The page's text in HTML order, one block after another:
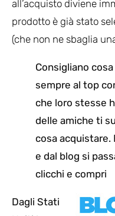
all’acquisto diviene
prodotto è già stato
(che non ne sbaglia
Consigliano
sempre al top
che loro stesse
delle amiche ti
cosa acquistare.
e dal blog si
clicchi e compri
Dagli Stati